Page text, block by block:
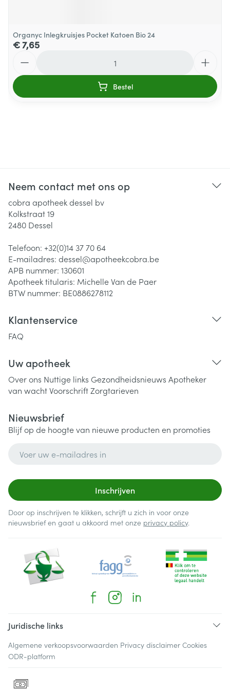
Organyc Inlegkruisjes Pocket Katoen Bio 24
€ 7,65
Bestel
Neem contact met ons op
cobra apotheek dessel bv
Kolkstraat 19
2480 Dessel
Telefoon: +32(0)14 37 70 64
E-mailadres: dessel@apotheekcobra.be
APB nummer: 130601
Apotheek titularis: Michelle Van de Paer
BTW nummer: BE0886278112
Klantenservice
FAQ
Uw apotheek
Over ons Nuttige links Gezondheidsnieuws Apotheker
van wachtVoorschriftZorgtarieven
Nieuwsbrief
Blijf op de hoogte van nieuwe producten en promoties
Inschrijven
Door op inschrijven te klikken, schrijft u zich in voor onze
nieuwsbrief en gaat u akkoord met onze privacy policy.
Juridische links
Algemene verkoopsvoorwaarden Privacy disclaimer Cookies
ODR-platform